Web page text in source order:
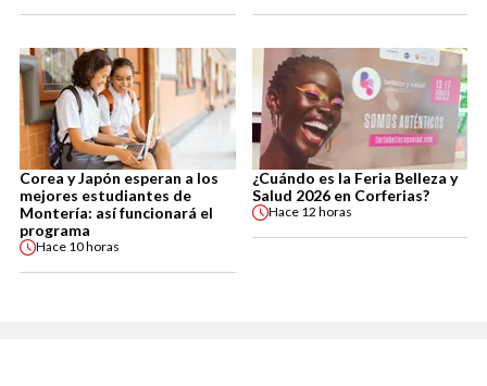
Corea y Japón esperan a los
mejores estudiantes de
Montería: así funcionará el
programa
Hace 10 horas
¿Cuándo es la Feria Belleza y
Salud 2026 en Corferias?
Hace 12 horas